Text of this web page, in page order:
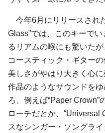
今年6月にリリースされ
Glass”では、このキーで
るリアムの喉にも驚いた
コースティック・ギター
美しさがやはり大きく心
作品のようなサウンドを
ろ、例えば“Paper
ローチだとか、“Universal
スなシンガー・ソングラ